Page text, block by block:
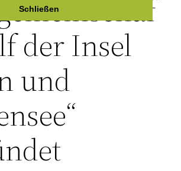
der Insel
und
Schließen